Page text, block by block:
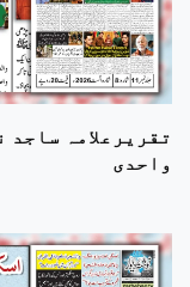
تقریرعلامہ ساجد
واحدی